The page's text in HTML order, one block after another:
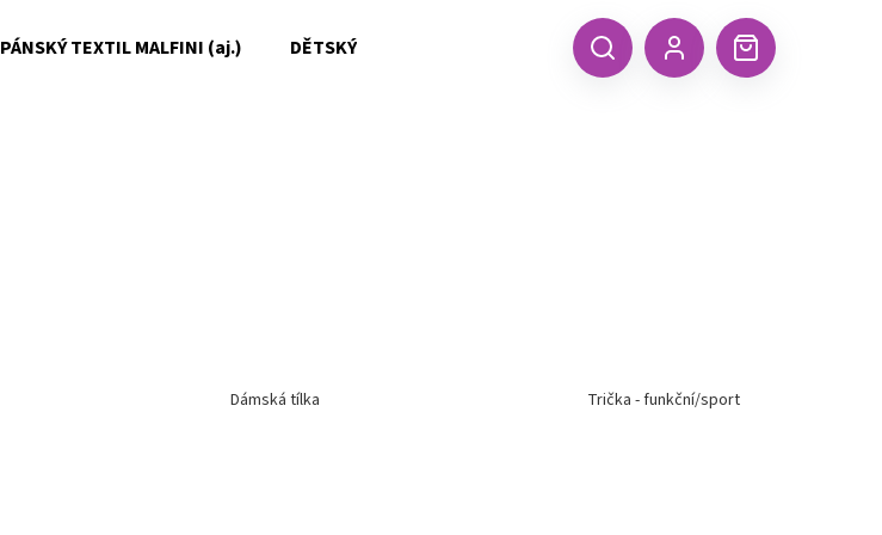
PÁNSKÝ TEXTIL MALFINI (aj.) DĚTSKÝ TEXTIL MALFINI (aj.) ČEPICE, KŠILTOVKY, ŠÁTKY A
Hledat Nákupní
Dámská tílka Trička - funkční/sport